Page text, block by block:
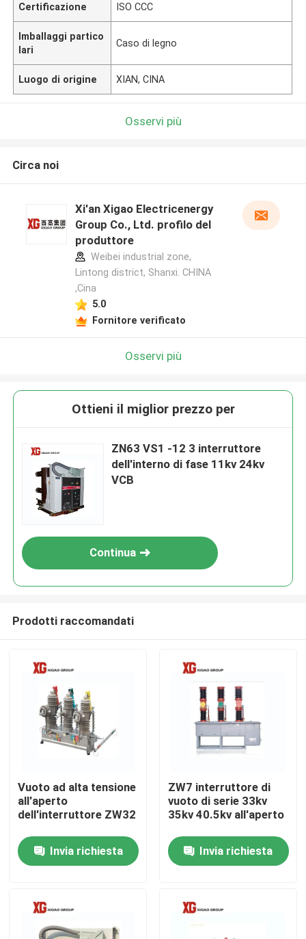
Casa
Circa noi
Certificazione ISO CCC
Imballaggi partico
lari
Caso di legno
Luogo di origine XIAN, CINA
Osservi più
Circa noi
Xi'an Xigao Electricenergy
Group Co., Ltd. profilo del
produttore
Weibei industrial zone,
Lintong district, Shanxi. CHINA
,Cina
5.0
Fornitore verificato
Osservi più
Ottieni il miglior prezzo per
ZN63 VS1 -12 3 interruttore
dell'interno di fase 11kv 24kv
VCB
Continua
Prodotti raccomandati
Vuoto ad alta tensione
all'aperto
dell'interruttore ZW32
Invia richiesta
ZW7 interruttore di
vuoto di serie 33kv
35kv 40.5kv all'aperto
Invia richiesta